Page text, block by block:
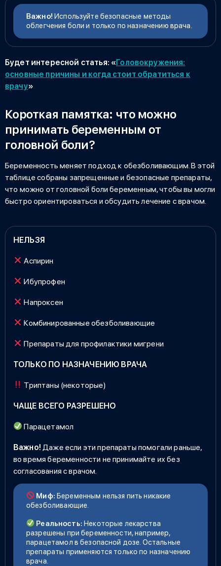
Важно! Используйте безопасные методы
облегчения боли и только по назначению врача.
Будет интересной статья: «Головокружения:
основные причины и когда стоит обратиться к
врачу»
Короткая памятка: что можно
принимать беременным от
головной боли?
Беременность меняет подход к обезболивающим. В этой
таблице собраны запрещенные и безопасные препараты,
что можно от головной боли беременным, чтобы вы могли
быстро ориентироваться и обсудить лечение с врачом.
НЕЛЬЗЯ
Аспирин
Ибупрофен
Напроксен
Комбинированные обезболивающие
Препараты для профилактики мигрени
ТОЛЬКО ПО НАЗНАЧЕНИЮ ВРАЧА
Триптаны (некоторые)
ЧАЩЕ ВСЕГО РАЗРЕШЕНО
Парацетамол
Важно! Даже если эти препараты помогали раньше,
во время беременности не принимайте их без
согласования с врачом.
Миф: Беременным нельзя пить никакие
обезболивающие.
Реальность: Некоторые лекарства
разрешены при беременности, например,
парацетамол в безопасной дозе. Остальные
препараты применяются только по назначению
врача.